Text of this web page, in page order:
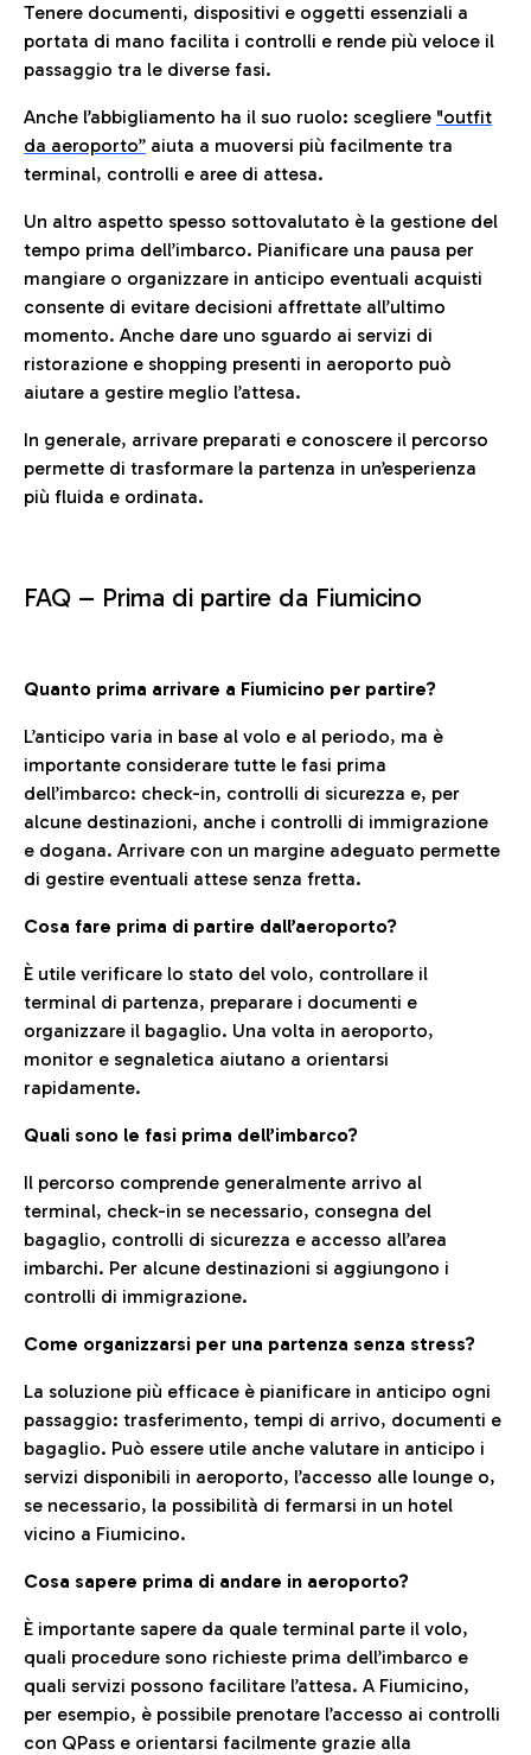
Tenere documenti, dispositivi e oggetti essenziali a
portata di mano facilita i controlli e rende più veloce il
passaggio tra le diverse fasi.
Anche l’abbigliamento ha il suo ruolo: scegliere "outfit
da aeroporto” aiuta a muoversi più facilmente tra
terminal, controlli e aree di attesa.
Un altro aspetto spesso sottovalutato è la gestione del
tempo prima dell’imbarco. Pianificare una pausa per
mangiare o organizzare in anticipo eventuali acquisti
consente di evitare decisioni affrettate all’ultimo
momento. Anche dare uno sguardo ai servizi di
ristorazione e shopping presenti in aeroporto può
aiutare a gestire meglio l’attesa.
In generale, arrivare preparati e conoscere il percorso
permette di trasformare la partenza in un’esperienza
più fluida e ordinata.
FAQ – Prima di partire da Fiumicino
Quanto prima arrivare a Fiumicino per partire?
L’anticipo varia in base al volo e al periodo, ma è
importante considerare tutte le fasi prima
dell’imbarco: check-in, controlli di sicurezza e, per
alcune destinazioni, anche i controlli di immigrazione
e dogana. Arrivare con un margine adeguato permette
di gestire eventuali attese senza fretta.
Cosa fare prima di partire dall’aeroporto?
È utile verificare lo stato del volo, controllare il
terminal di partenza, preparare i documenti e
organizzare il bagaglio. Una volta in aeroporto,
monitor e segnaletica aiutano a orientarsi
rapidamente.
Quali sono le fasi prima dell’imbarco?
Il percorso comprende generalmente arrivo al
terminal, check-in se necessario, consegna del
bagaglio, controlli di sicurezza e accesso all’area
imbarchi. Per alcune destinazioni si aggiungono i
controlli di immigrazione.
Come organizzarsi per una partenza senza stress?
La soluzione più efficace è pianificare in anticipo ogni
passaggio: trasferimento, tempi di arrivo, documenti e
bagaglio. Può essere utile anche valutare in anticipo i
servizi disponibili in aeroporto, l’accesso alle lounge o,
se necessario, la possibilità di fermarsi in un hotel
vicino a Fiumicino.
Cosa sapere prima di andare in aeroporto?
È importante sapere da quale terminal parte il volo,
quali procedure sono richieste prima dell’imbarco e
quali servizi possono facilitare l’attesa. A Fiumicino,
per esempio, è possibile prenotare l’accesso ai controlli
con QPass e orientarsi facilmente grazie alla